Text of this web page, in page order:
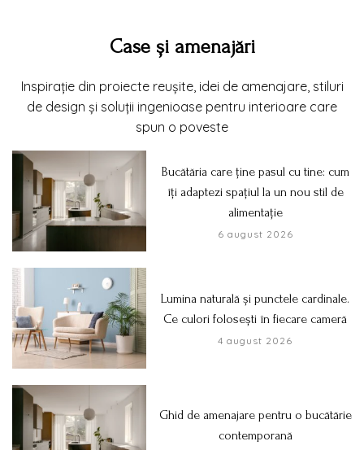
Case și amenajări
Inspirație din proiecte reușite, idei de amenajare, stiluri
de design și soluții ingenioase pentru interioare care
spun o poveste
Bucătăria care ține pasul cu tine: cum
îți adaptezi spațiul la un nou stil de
alimentație
6 august 2026
Lumina naturală și punctele cardinale.
Ce culori folosești în fiecare cameră
4 august 2026
Ghid de amenajare pentru o bucătărie
contemporană